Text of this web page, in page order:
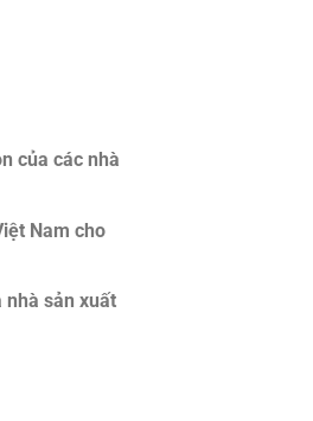
của các nhà
Nam cho
nhà sản xuất